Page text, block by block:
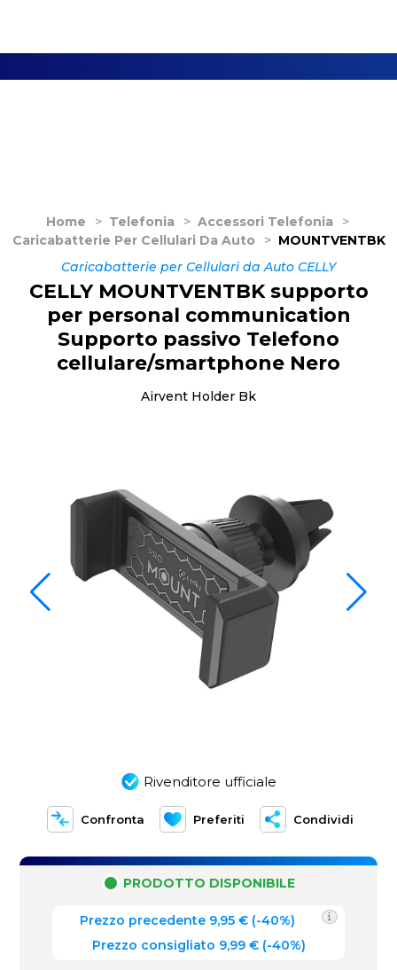
Home > Telefonia > Accessori Telefonia
>
Caricabatterie Per Cellulari Da Auto
> MOUNTVENTBK
Caricabatterie per Cellulari da Auto CELLY
Rivenditore ufficiale
Confronta Preferiti Condividi
CELLY MOUNTVENTBK supporto
per personal communication
Supporto passivo Telefono
cellulare/smartphone Nero
Airvent Holder Bk
PRODOTTO DISPONIBILE
Prezzo precedente 9,95 € (-40%)
Prezzo consigliato 9,99 € (-40%)